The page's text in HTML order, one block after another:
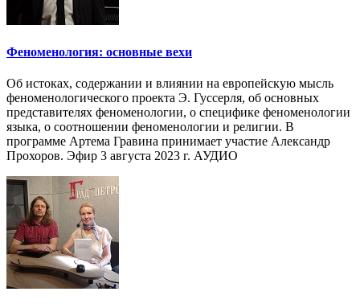
Феноменология: основные вехи
Об истоках, содержании и влиянии на европейскую мысль
феноменологического проекта Э. Гуссерля, об основных
представителях феноменологии, о специфике феноменологии
языка, о соотношении феноменологии и религии. В
программе Артема Гравина принимает участие Александр
Прохоров. Эфир 3 августа 2023 г. АУДИО